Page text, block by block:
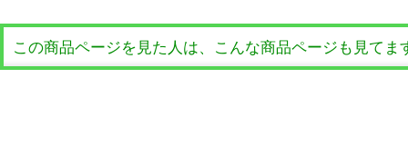
この商品ページを見た人は、こんな商品ページも見てま